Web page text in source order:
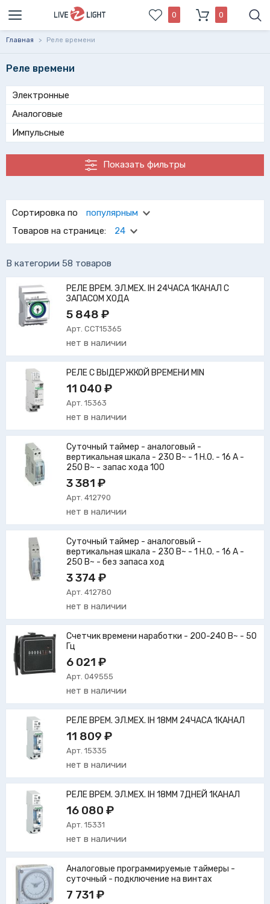
0 0
Главная > Реле времени
Реле времени
Электронные
Аналоговые
Импульсные
Показать фильтры
электроэнергии на отдельные ветки локальной
электросети. С его помощью Вы сможете регулировать
время работы электроприборов в автоматическом
актуальные модели реле времени.
Сортировка по
популярным
Товаров на странице:
24
В категории 58 товаров
РЕЛЕ ВРЕМ. ЭЛ.МЕХ. IH 24ЧАСА 1КАНАЛ С
ЗАПАСОМ ХОДА
5 848 ₽
Арт. CCT15365
нет в наличии
РЕЛЕ С ВЫДЕРЖКОЙ ВРЕМЕНИ MIN
11 040 ₽
Арт. 15363
нет в наличии
Суточный таймер - аналоговый -
вертикальная шкала - 230 В~ - 1 Н.О. - 16 А -
250 В~ - запас хода 100
3 381 ₽
Арт. 412790
нет в наличии
Суточный таймер - аналоговый -
вертикальная шкала - 230 В~ - 1 Н.О. - 16 А -
250 В~ - без запаса ход
3 374 ₽
Арт. 412780
нет в наличии
Счетчик времени наработки - 200-240 В~ - 50
Гц
6 021 ₽
Арт. 049555
нет в наличии
РЕЛЕ ВРЕМ. ЭЛ.МЕХ. IH 18MM 24ЧАСА 1КАНАЛ
11 809 ₽
Арт. 15335
нет в наличии
РЕЛЕ ВРЕМ. ЭЛ.МЕХ. IH 18MM 7ДНЕЙ 1КАНАЛ
16 080 ₽
Арт. 15331
нет в наличии
Аналоговые программируемые таймеры -
суточный - подключение на винтах
7 731 ₽